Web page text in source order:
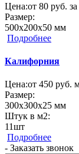
Цена:от 80 руб.
Размер:
500х200х50 мм
Подробнее
Калифорния
Цена:от 450 руб.
Размер:
300х300х25 мм
Штук в м2:
11шт
Подробнее
- Заказать звонок